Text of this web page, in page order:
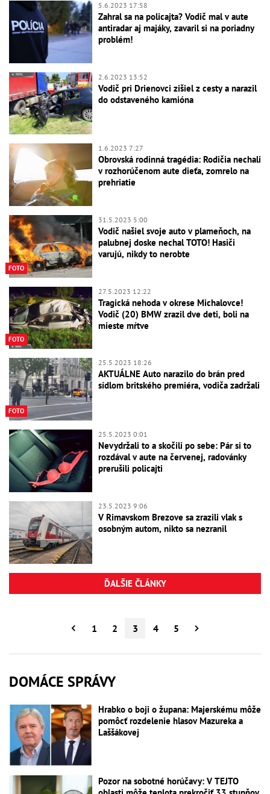
5.6.2023 17:58
Zahral sa na policajta? Vodič mal v aute
antiradar aj majáky, zavaril si na poriadny
problém!
2.6.2023 13:52
Vodič pri Drienovci zišiel z cesty a narazil
do odstaveného kamióna
1.6.2023 7:27
Obrovská rodinná tragédia: Rodičia nechali
v rozhorúčenom aute dieťa, zomrelo na
prehriatie
FOTO
31.5.2023 5:00
Vodič našiel svoje auto v plameňoch, na
palubnej doske nechal TOTO! Hasiči
varujú, nikdy to nerobte
FOTO
27.5.2023 12:22
Tragická nehoda v okrese Michalovce!
Vodič (20) BMW zrazil dve deti, boli na
mieste mŕtve
FOTO
25.5.2023 18:26
AKTUÁLNE Auto narazilo do brán pred
sídlom britského premiéra, vodiča zadržali
25.5.2023 0:01
Nevydržali to a skočili po sebe: Pár si to
rozdával v aute na červenej, radovánky
prerušili policajti
23.5.2023 9:06
V Rimavskom Brezove sa zrazili vlak s
osobným autom, nikto sa nezranil
ĎALŠIE ČLÁNKY
1 2 3 4 5
DOMÁCE SPRÁVY
Hrabko o boji o župana: Majerskému môže
pomôcť rozdelenie hlasov Mazureka a
Laššákovej
Pozor na sobotné horúčavy: V TEJTO